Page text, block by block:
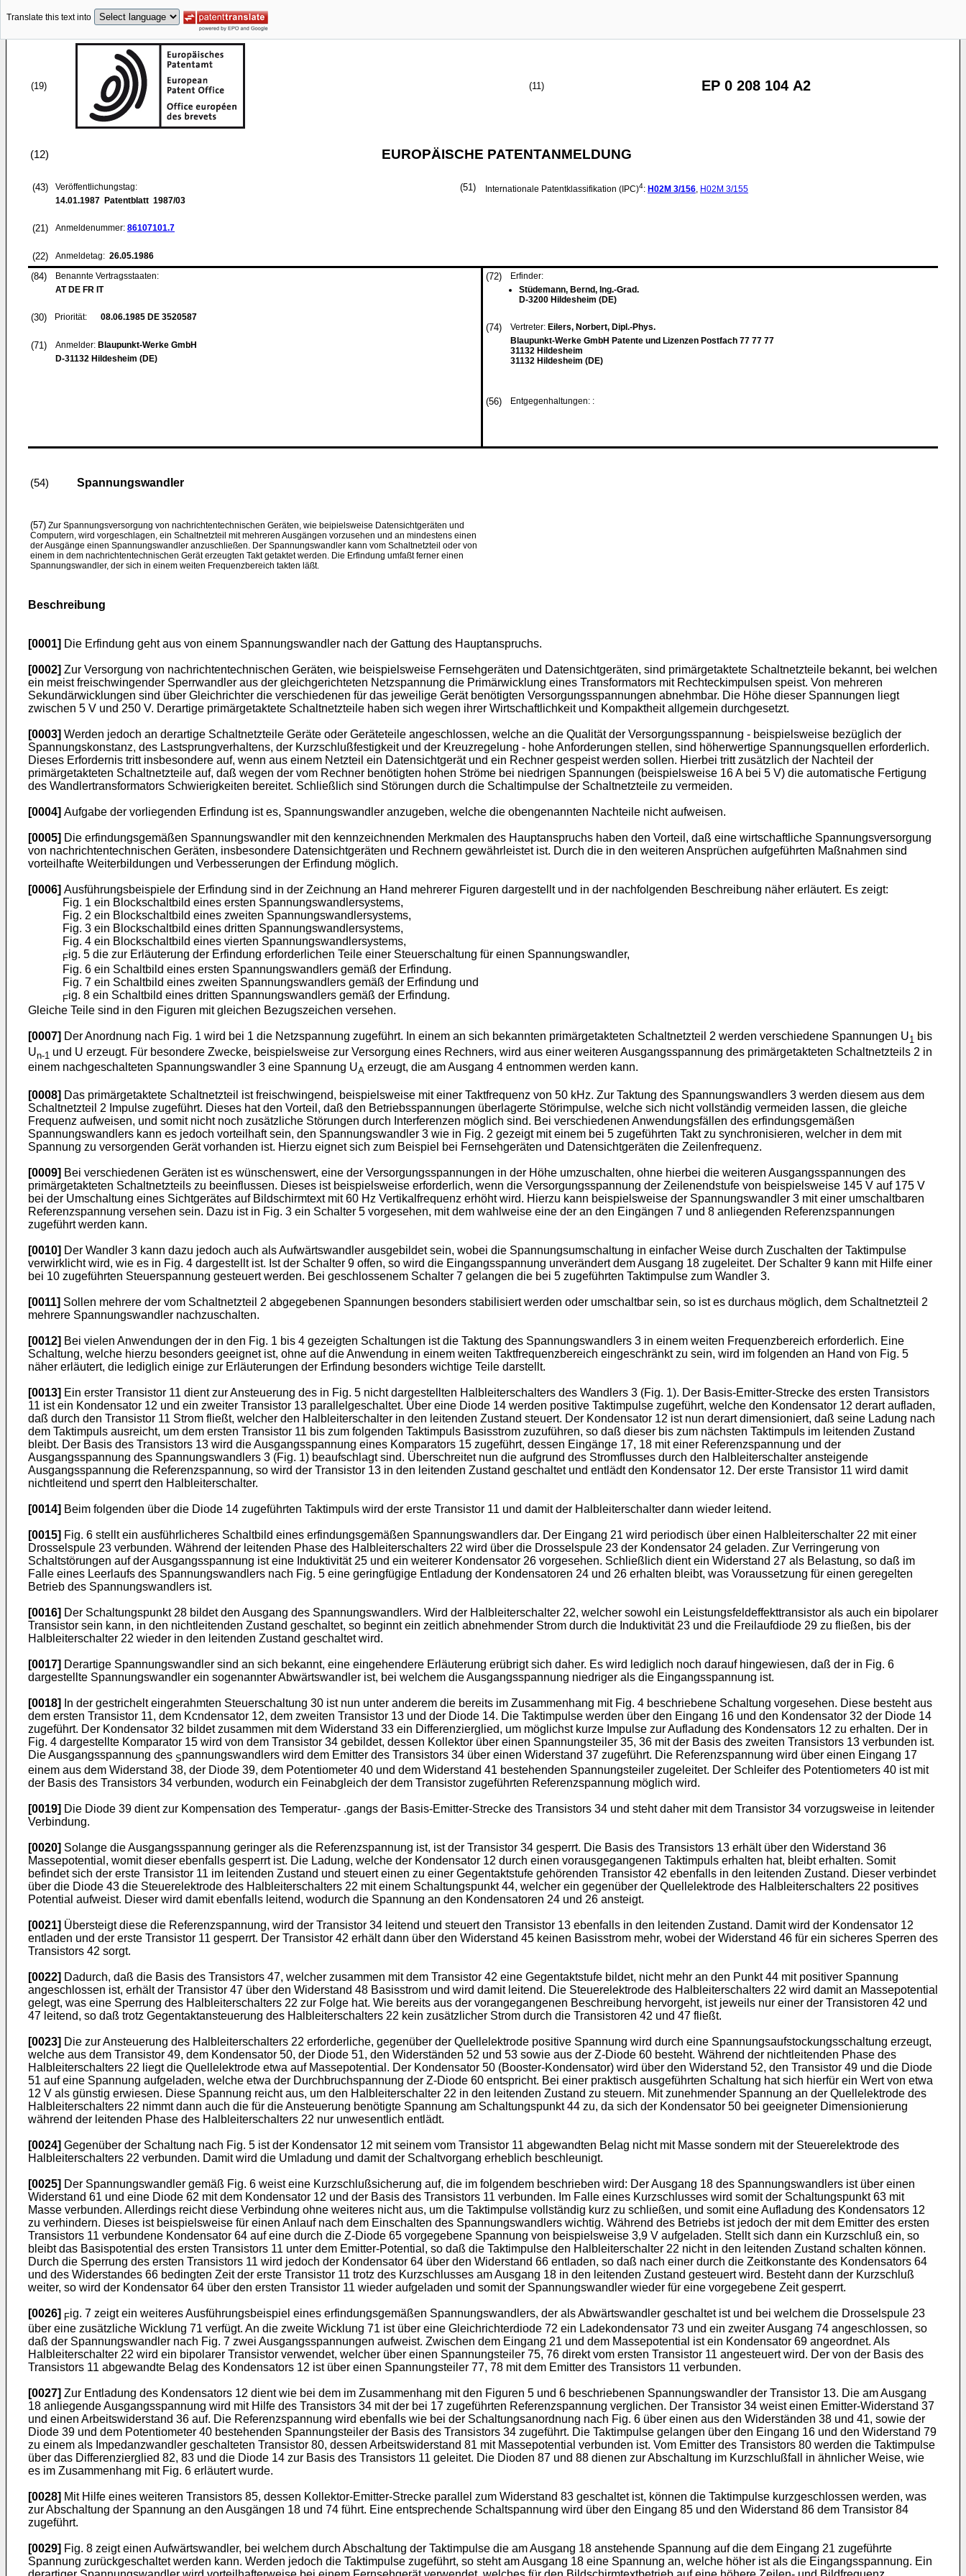
Translate this text into
(19) (11) EP 0 208 104 A2
(12) EUROPÄISCHE PATENTANMELDUNG
(43)
Veröffentlichungstag:
14.01.1987 Patentblatt 1987/03
(21) Anmeldenummer: 86107101.7
(22) Anmeldetag: 26.05.1986
(51) Internationale Patentklassifikation (IPC)4: H02M 3/156, H02M 3/155
(84)
Benannte Vertragsstaaten:
AT DE FR IT
(30) Priorität: 08.06.1985 DE 3520587
(71) Anmelder: Blaupunkt-Werke GmbH
D-31132 Hildesheim (DE)
(72)
Erfinder:
Stüdemann, Bernd, Ing.-Grad.
D-3200 Hildesheim (DE)
(74) Vertreter: Eilers, Norbert, Dipl.-Phys.
Blaupunkt-Werke GmbH Patente und Lizenzen Postfach 77 77 77
31132 Hildesheim
31132 Hildesheim (DE)
(56) Entgegenhaltungen: :
(54) Spannungswandler
(57) Zur Spannungsversorgung von nachrichtentechnischen Geräten, wie beipielsweise Datensichtgeräten und
Computern, wird vorgeschlagen, ein Schaltnetzteil mit mehreren Ausgängen vorzusehen und an mindestens einen
der Ausgänge einen Spannungswandler anzuschließen. Der Spannungswandler kann vom Schaltnetzteil oder von
einem in dem nachrichtentechnischen Gerät erzeugten Takt getaktet werden. Die Erfindung umfaßt ferner einen
Spannungswandler, der sich in einem weiten Frequenzbereich takten läßt.
Beschreibung
[0001] Die Erfindung geht aus von einem Spannungswandler nach der Gattung des Hauptanspruchs.
[0002] Zur Versorgung von nachrichtentechnischen Geräten, wie beispielsweise Fernsehgeräten und Datensichtgeräten, sind primärgetaktete Schaltnetzteile bekannt, bei welchen
ein meist freischwingender Sperrwandler aus der gleichgerichteten Netzspannung die Primärwicklung eines Transformators mit Rechteckimpulsen speist. Von mehreren
Sekundärwicklungen sind über Gleichrichter die verschiedenen für das jeweilige Gerät benötigten Versorgungsspannungen abnehmbar. Die Höhe dieser Spannungen liegt
zwischen 5 V und 250 V. Derartige primärgetaktete Schaltnetzteile haben sich wegen ihrer Wirtschaftlichkeit und Kompaktheit allgemein durchgesetzt.
[0003] Werden jedoch an derartige Schaltnetzteile Geräte oder Geräteteile angeschlossen, welche an die Qualität der Versorgungsspannung - beispielsweise bezüglich der
Spannungskonstanz, des Lastsprungverhaltens, der Kurzschlußfestigkeit und der Kreuzregelung - hohe Anforderungen stellen, sind höherwertige Spannungsquellen erforderlich.
Dieses Erfordernis tritt insbesondere auf, wenn aus einem Netzteil ein Datensichtgerät und ein Rechner gespeist werden sollen. Hierbei tritt zusätzlich der Nachteil der
primärgetakteten Schaltnetzteile auf, daß wegen der vom Rechner benötigten hohen Ströme bei niedrigen Spannungen (beispielsweise 16 A bei 5 V) die automatische Fertigung
des Wandlertransformators Schwierigkeiten bereitet. Schließlich sind Störungen durch die Schaltimpulse der Schaltnetzteile zu vermeiden.
[0004] Aufgabe der vorliegenden Erfindung ist es, Spannungswandler anzugeben, welche die obengenannten Nachteile nicht aufweisen.
[0005] Die erfindungsgemäßen Spannungswandler mit den kennzeichnenden Merkmalen des Hauptanspruchs haben den Vorteil, daß eine wirtschaftliche Spannungsversorgung
von nachrichtentechnischen Geräten, insbesondere Datensichtgeräten und Rechnern gewährleistet ist. Durch die in den weiteren Ansprüchen aufgeführten Maßnahmen sind
vorteilhafte Weiterbildungen und Verbesserungen der Erfindung möglich.
[0006] Ausführungsbeispiele der Erfindung sind in der Zeichnung an Hand mehrerer Figuren dargestellt und in der nachfolgenden Beschreibung näher erläutert. Es zeigt:
Fig. 1 ein Blockschaltbild eines ersten Spannungswandlersystems,
Fig. 2 ein Blockschaltbild eines zweiten Spannungswandlersystems,
Fig. 3 ein Blockschaltbild eines dritten Spannungswandlersystems,
Fig. 4 ein Blockschaltbild eines vierten Spannungswandlersystems,
Fig. 5 die zur Erläuterung der Erfindung erforderlichen Teile einer Steuerschaltung für einen Spannungswandler,
Fig. 6 ein Schaltbild eines ersten Spannungswandlers gemäß der Erfindung.
Fig. 7 ein Schaltbild eines zweiten Spannungswandlers gemäß der Erfindung und
Fig. 8 ein Schaltbild eines dritten Spannungswandlers gemäß der Erfindung.
Gleiche Teile sind in den Figuren mit gleichen Bezugszeichen versehen.
[0007] Der Anordnung nach Fig. 1 wird bei 1 die Netzspannung zugeführt. In einem an sich bekannten primärgetakteten Schaltnetzteil 2 werden verschiedene Spannungen U1 bis
Un-1 und U erzeugt. Für besondere Zwecke, beispielsweise zur Versorgung eines Rechners, wird aus einer weiteren Ausgangsspannung des primärgetakteten Schaltnetzteils 2 in
einem nachgeschalteten Spannungswandler 3 eine Spannung UA erzeugt, die am Ausgang 4 entnommen werden kann.
[0008] Das primärgetaktete Schaltnetzteil ist freischwingend, beispielsweise mit einer Taktfrequenz von 50 kHz. Zur Taktung des Spannungswandlers 3 werden diesem aus dem
Schaltnetzteil 2 Impulse zugeführt. Dieses hat den Vorteil, daß den Betriebsspannungen überlagerte Störimpulse, welche sich nicht vollständig vermeiden lassen, die gleiche
Frequenz aufweisen, und somit nicht noch zusätzliche Störungen durch Interferenzen möglich sind. Bei verschiedenen Anwendungsfällen des erfindungsgemäßen
Spannungswandlers kann es jedoch vorteilhaft sein, den Spannungswandler 3 wie in Fig. 2 gezeigt mit einem bei 5 zugeführten Takt zu synchronisieren, welcher in dem mit
Spannung zu versorgenden Gerät vorhanden ist. Hierzu eignet sich zum Beispiel bei Fernsehgeräten und Datensichtgeräten die Zeilenfrequenz.
[0009] Bei verschiedenen Geräten ist es wünschenswert, eine der Versorgungsspannungen in der Höhe umzuschalten, ohne hierbei die weiteren Ausgangsspannungen des
primärgetakteten Schaltnetzteils zu beeinflussen. Dieses ist beispielsweise erforderlich, wenn die Versorgungsspannung der Zeilenendstufe von beispielsweise 145 V auf 175 V
bei der Umschaltung eines Sichtgerätes auf Bildschirmtext mit 60 Hz Vertikalfrequenz erhöht wird. Hierzu kann beispielsweise der Spannungswandler 3 mit einer umschaltbaren
Referenzspannung versehen sein. Dazu ist in Fig. 3 ein Schalter 5 vorgesehen, mit dem wahlweise eine der an den Eingängen 7 und 8 anliegenden Referenzspannungen
zugeführt werden kann.
[0010] Der Wandler 3 kann dazu jedoch auch als Aufwärtswandler ausgebildet sein, wobei die Spannungsumschaltung in einfacher Weise durch Zuschalten der Taktimpulse
verwirklicht wird, wie es in Fig. 4 dargestellt ist. Ist der Schalter 9 offen, so wird die Eingangsspannung unverändert dem Ausgang 18 zugeleitet. Der Schalter 9 kann mit Hilfe einer
bei 10 zugeführten Steuerspannung gesteuert werden. Bei geschlossenem Schalter 7 gelangen die bei 5 zugeführten Taktimpulse zum Wandler 3.
[0011] Sollen mehrere der vom Schaltnetzteil 2 abgegebenen Spannungen besonders stabilisiert werden oder umschaltbar sein, so ist es durchaus möglich, dem Schaltnetzteil 2
mehrere Spannungswandler nachzuschalten.
[0012] Bei vielen Anwendungen der in den Fig. 1 bis 4 gezeigten Schaltungen ist die Taktung des Spannungswandlers 3 in einem weiten Frequenzbereich erforderlich. Eine
Schaltung, welche hierzu besonders geeignet ist, ohne auf die Anwendung in einem weiten Taktfrequenzbereich eingeschränkt zu sein, wird im folgenden an Hand von Fig. 5
näher erläutert, die lediglich einige zur Erläuterungen der Erfindung besonders wichtige Teile darstellt.
[0013] Ein erster Transistor 11 dient zur Ansteuerung des in Fig. 5 nicht dargestellten Halbleiterschalters des Wandlers 3 (Fig. 1). Der Basis-Emitter-Strecke des ersten Transistors
11 ist ein Kondensator 12 und ein zweiter Transistor 13 parallelgeschaltet. Über eine Diode 14 werden positive Taktimpulse zugeführt, welche den Kondensator 12 derart aufladen,
daß durch den Transistor 11 Strom fließt, welcher den Halbleiterschalter in den leitenden Zustand steuert. Der Kondensator 12 ist nun derart dimensioniert, daß seine Ladung nach
dem Taktimpuls ausreicht, um dem ersten Transistor 11 bis zum folgenden Taktimpuls Basisstrom zuzuführen, so daß dieser bis zum nächsten Taktimpuls im leitenden Zustand
bleibt. Der Basis des Transistors 13 wird die Ausgangsspannung eines Komparators 15 zugeführt, dessen Eingänge 17, 18 mit einer Referenzspannung und der
Ausgangsspannung des Spannungswandlers 3 (Fig. 1) beaufschlagt sind. Überschreitet nun die aufgrund des Stromflusses durch den Halbleiterschalter ansteigende
Ausgangsspannung die Referenzspannung, so wird der Transistor 13 in den leitenden Zustand geschaltet und entlädt den Kondensator 12. Der erste Transistor 11 wird damit
nichtleitend und sperrt den Halbleiterschalter.
[0014] Beim folgenden über die Diode 14 zugeführten Taktimpuls wird der erste Transistor 11 und damit der Halbleiterschalter dann wieder leitend.
[0015] Fig. 6 stellt ein ausführlicheres Schaltbild eines erfindungsgemäßen Spannungswandlers dar. Der Eingang 21 wird periodisch über einen Halbleiterschalter 22 mit einer
Drosselspule 23 verbunden. Während der leitenden Phase des Halbleiterschalters 22 wird über die Drosselspule 23 der Kondensator 24 geladen. Zur Verringerung von
Schaltstörungen auf der Ausgangsspannung ist eine Induktivität 25 und ein weiterer Kondensator 26 vorgesehen. Schließlich dient ein Widerstand 27 als Belastung, so daß im
Falle eines Leerlaufs des Spannungswandlers nach Fig. 5 eine geringfügige Entladung der Kondensatoren 24 und 26 erhalten bleibt, was Voraussetzung für einen geregelten
Betrieb des Spannungswandlers ist.
[0016] Der Schaltungspunkt 28 bildet den Ausgang des Spannungswandlers. Wird der Halbleiterschalter 22, welcher sowohl ein Leistungsfeldeffekttransistor als auch ein bipolarer
Transistor sein kann, in den nichtleitenden Zustand geschaltet, so beginnt ein zeitlich abnehmender Strom durch die Induktivität 23 und die Freilaufdiode 29 zu fließen, bis der
Halbleiterschalter 22 wieder in den leitenden Zustand geschaltet wird.
[0017] Derartige Spannungswandler sind an sich bekannt, eine eingehendere Erläuterung erübrigt sich daher. Es wird lediglich noch darauf hingewiesen, daß der in Fig. 6
dargestellte Spannungswandler ein sogenannter Abwärtswandler ist, bei welchem die Ausgangsspannung niedriger als die Eingangsspannung ist.
[0018]
In der gestrichelt eingerahmten Steuerschaltung 30 ist nun unter anderem die bereits im Zusammenhang mit Fig. 4 beschriebene Schaltung vorgesehen. Diese besteht aus
dem ersten Transistor 11, dem Kcndensator 12, dem zweiten Transistor 13 und der Diode 14. Die Taktimpulse werden über den Eingang 16 und den Kondensator 32 der Diode 14
zugeführt. Der Kondensator 32 bildet zusammen mit dem Widerstand 33 ein Differenzierglied, um möglichst kurze Impulse zur Aufladung des Kondensators 12 zu erhalten. Der in
Fig. 4 dargestellte Komparator 15 wird von dem Transistor 34 gebildet, dessen Kollektor über einen Spannungsteiler 35, 36 mit der Basis des zweiten Transistors 13 verbunden ist.
Die Ausgangsspannung des Spannungswandlers wird dem Emitter des Transistors 34 über einen Widerstand 37 zugeführt. Die Referenzspannung wird über einen Eingang 17
einem aus dem Widerstand 38, der Diode 39, dem Potentiometer 40 und dem Widerstand 41 bestehenden Spannungsteiler zugeleitet. Der Schleifer des Potentiometers 40 ist mit
der Basis des Transistors 34 verbunden, wodurch ein Feinabgleich der dem Transistor zugeführten Referenzspannung möglich wird.
[0019] Die Diode 39 dient zur Kompensation des Temperatur- .gangs der Basis-Emitter-Strecke des Transistors 34 und steht daher mit dem Transistor 34 vorzugsweise in leitender
Verbindung.
[0020] Solange die Ausgangsspannung geringer als die Referenzspannung ist, ist der Transistor 34 gesperrt. Die Basis des Transistors 13 erhält über den Widerstand 36
Massepotential, womit dieser ebenfalls gesperrt ist. Die Ladung, welche der Kondensator 12 durch einen vorausgegangenen Taktimpuls erhalten hat, bleibt erhalten. Somit
befindet sich der erste Transistor 11 im leitenden Zustand und steuert einen zu einer Gegentaktstufe gehörenden Transistor 42 ebenfalls in den leitenden Zustand. Dieser verbindet
über die Diode 43 die Steuerelektrode des Halbleiterschalters 22 mit einem Schaltungspunkt 44, welcher ein gegenüber der Quellelektrode des Halbleiterschalters 22 positives
Potential aufweist. Dieser wird damit ebenfalls leitend, wodurch die Spannung an den Kondensatoren 24 und 26 ansteigt.
[0021] Übersteigt diese die Referenzspannung, wird der Transistor 34 leitend und steuert den Transistor 13 ebenfalls in den leitenden Zustand. Damit wird der Kondensator 12
entladen und der erste Transistor 11 gesperrt. Der Transistor 42 erhält dann über den Widerstand 45 keinen Basisstrom mehr, wobei der Widerstand 46 für ein sicheres Sperren des
Transistors 42 sorgt.
[0022] Dadurch, daß die Basis des Transistors 47, welcher zusammen mit dem Transistor 42 eine Gegentaktstufe bildet, nicht mehr an den Punkt 44 mit positiver Spannung
angeschlossen ist, erhält der Transistor 47 über den Widerstand 48 Basisstrom und wird damit leitend. Die Steuerelektrode des Halbleiterschalters 22 wird damit an Massepotential
gelegt, was eine Sperrung des Halbleiterschalters 22 zur Folge hat. Wie bereits aus der vorangegangenen Beschreibung hervorgeht, ist jeweils nur einer der Transistoren 42 und
47 leitend, so daß trotz Gegentaktansteuerung des Halbleiterschalters 22 kein zusätzlicher Strom durch die Transistoren 42 und 47 fließt.
[0023] Die zur Ansteuerung des Halbleiterschalters 22 erforderliche, gegenüber der Quellelektrode positive Spannung wird durch eine Spannungsaufstockungsschaltung erzeugt,
welche aus dem Transistor 49, dem Kondensator 50, der Diode 51, den Widerständen 52 und 53 sowie aus der Z-Diode 60 besteht. Während der nichtleitenden Phase des
Halbleiterschalters 22 liegt die Quellelektrode etwa auf Massepotential. Der Kondensator 50 (Booster-Kondensator) wird über den Widerstand 52, den Transistor 49 und die Diode
51 auf eine Spannung aufgeladen, welche etwa der Durchbruchspannung der Z-Diode 60 entspricht. Bei einer praktisch ausgeführten Schaltung hat sich hierfür ein Wert von etwa
12 V als günstig erwiesen. Diese Spannung reicht aus, um den Halbleiterschalter 22 in den leitenden Zustand zu steuern. Mit zunehmender Spannung an der Quellelektrode des
Halbleiterschalters 22 nimmt dann auch die für die Ansteuerung benötigte Spannung am Schaltungspunkt 44 zu, da sich der Kondensator 50 bei geeigneter Dimensionierung
während der leitenden Phase des Halbleiterschalters 22 nur unwesentlich entlädt.
[0024] Gegenüber der Schaltung nach Fig. 5 ist der Kondensator 12 mit seinem vom Transistor 11 abgewandten Belag nicht mit Masse sondern mit der Steuerelektrode des
Halbleiterschalters 22 verbunden. Damit wird die Umladung und damit der Schaltvorgang erheblich beschleunigt.
[0025] Der Spannungswandler gemäß Fig. 6 weist eine Kurzschlußsicherung auf, die im folgendem beschrieben wird: Der Ausgang 18 des Spannungswandlers ist über einen
Widerstand 61 und eine Diode 62 mit dem Kondensator 12 und der Basis des Transistors 11 verbunden. Im Falle eines Kurzschlusses wird somit der Schaltungspunkt 63 mit
Masse verbunden. Allerdings reicht diese Verbindung ohne weiteres nicht aus, um die Taktimpulse vollständig kurz zu schließen, und somit eine Aufladung des Kondensators 12
zu verhindern. Dieses ist beispielsweise für einen Anlauf nach dem Einschalten des Spannungswandlers wichtig. Während des Betriebs ist jedoch der mit dem Emitter des ersten
Transistors 11 verbundene Kondensator 64 auf eine durch die Z-Diode 65 vorgegebene Spannung von beispielsweise 3,9 V aufgeladen. Stellt sich dann ein Kurzschluß ein, so
bleibt das Basispotential des ersten Transistors 11 unter dem Emitter-Potential, so daß die Taktimpulse den Halbleiterschalter 22 nicht in den leitenden Zustand schalten können.
Durch die Sperrung des ersten Transistors 11 wird jedoch der Kondensator 64 über den Widerstand 66 entladen, so daß nach einer durch die Zeitkonstante des Kondensators 64
und des Widerstandes 66 bedingten Zeit der erste Transistor 11 trotz des Kurzschlusses am Ausgang 18 in den leitenden Zustand gesteuert wird. Besteht dann der Kurzschluß
weiter, so wird der Kondensator 64 über den ersten Transistor 11 wieder aufgeladen und somit der Spannungswandler wieder für eine vorgegebene Zeit gesperrt.
[0026] Fig. 7 zeigt ein weiteres Ausführungsbeispiel eines erfindungsgemäßen Spannungswandlers, der als Abwärtswandler geschaltet ist und bei welchem die Drosselspule 23
über eine zusätzliche Wicklung 71 verfügt. An die zweite Wicklung 71 ist über eine Gleichrichterdiode 72 ein Ladekondensator 73 und ein zweiter Ausgang 74 angeschlossen, so
daß der Spannungswandler nach Fig. 7 zwei Ausgangsspannungen aufweist. Zwischen dem Eingang 21 und dem Massepotential ist ein Kondensator 69 angeordnet. Als
Halbleiterschalter 22 wird ein bipolarer Transistor verwendet, welcher über einen Spannungsteiler 75, 76 direkt vom ersten Transistor 11 angesteuert wird. Der von der Basis des
Transistors 11 abgewandte Belag des Kondensators 12 ist über einen Spannungsteiler 77, 78 mit dem Emitter des Transistors 11 verbunden.
[0027] Zur Entladung des Kondensators 12 dient wie bei dem im Zusammenhang mit den Figuren 5 und 6 beschriebenen Spannungswandler der Transistor 13. Die am Ausgang
18 anliegende Ausgangsspannung wird mit Hilfe des Transistors 34 mit der bei 17 zugeführten Referenzspannung verglichen. Der Transistor 34 weist einen Emitter-Widerstand 37
und einen Arbeitswiderstand 36 auf. Die Referenzspannung wird ebenfalls wie bei der Schaltungsanordnung nach Fig. 6 über einen aus den Widerständen 38 und 41, sowie der
Diode 39 und dem Potentiometer 40 bestehenden Spannungsteiler der Basis des Transistors 34 zugeführt. Die Taktimpulse gelangen über den Eingang 16 und den Widerstand 79
zu einem als Impedanzwandler geschalteten Transistor 80, dessen Arbeitswiderstand 81 mit Massepotential verbunden ist. Vom Emitter des Transistors 80 werden die Taktimpulse
über das Differenzierglied 82, 83 und die Diode 14 zur Basis des Transistors 11 geleitet. Die Dioden 87 und 88 dienen zur Abschaltung im Kurzschlußfall in ähnlicher Weise, wie
es im Zusammenhang mit Fig. 6 erläutert wurde.
[0028] Mit Hilfe eines weiteren Transistors 85, dessen Kollektor-Emitter-Strecke parallel zum Widerstand 83 geschaltet ist, können die Taktimpulse kurzgeschlossen werden, was
zur Abschaltung der Spannung an den Ausgängen 18 und 74 führt. Eine entsprechende Schaltspannung wird über den Eingang 85 und den Widerstand 86 dem Transistor 84
zugeführt.
[0029] Fig. 8 zeigt einen Aufwärtswandler, bei welchem durch Abschaltung der Taktimpulse die am Ausgang 18 anstehende Spannung auf die dem Eingang 21 zugeführte
Spannung zurückgeschaltet werden kann. Werden jedoch die Taktimpulse zugeführt, so steht am Ausgang 18 eine Spannung an, welche höher ist als die Eingangsspannung. Ein